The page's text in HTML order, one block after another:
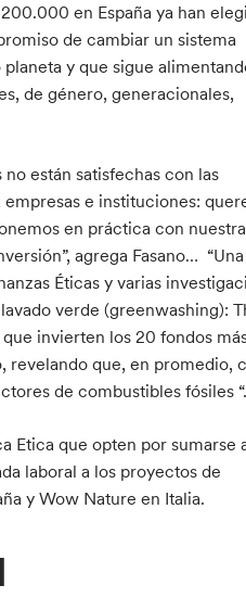
en España ya han
de cambiar un sistema
y que sigue
de género, generacionales,
están satisfechas con las
e instituciones:
en práctica con
agrega Fasano… “Una
Éticas y varias
verde (greenwashing):
invierten los 20 fondos
revelando que, en promedio,
de combustibles fósiles “.
Etica que opten por sumarse
laboral a los proyectos de
y Wow Nature en Italia.